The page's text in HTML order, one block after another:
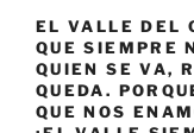
EL VALLE DEL
QUE SIEMPRE
QUIEN SE VA,
QUEDA.
QUE NOS